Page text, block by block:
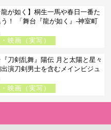
龍が如く】桐生一馬や春日一番た
！ 「舞台『龍が如く』-神室町
映画（実写）
『刀剣乱舞』陽伝 月と太陽と星々
演刀剣男士を含むメインビジュ
映画（実写）